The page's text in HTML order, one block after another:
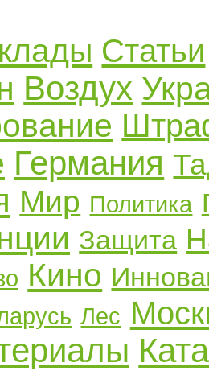
Статьи
Воздух
Германия
Мир Политика
Защита
Кино
Лес